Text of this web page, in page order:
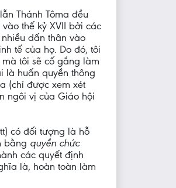
Thánh Tôma đều
thế kỷ XVII bởi các
dấn thân vào
tế của họ. Do đó, tôi
tôi sẽ cố gắng làm
là huấn quyền thông
(chỉ được xem xét
ngôi vị của Giáo hội
có đối tượng là hỗ
bằng quyền chức
các quyết định
là, hoàn toàn làm